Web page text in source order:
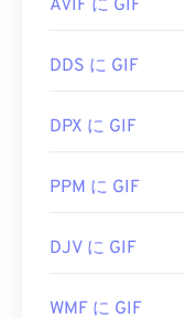
AVIF に GIF
DDS に GIF
DPX に GIF
PPM に GIF
DJV に GIF
WMF に GIF